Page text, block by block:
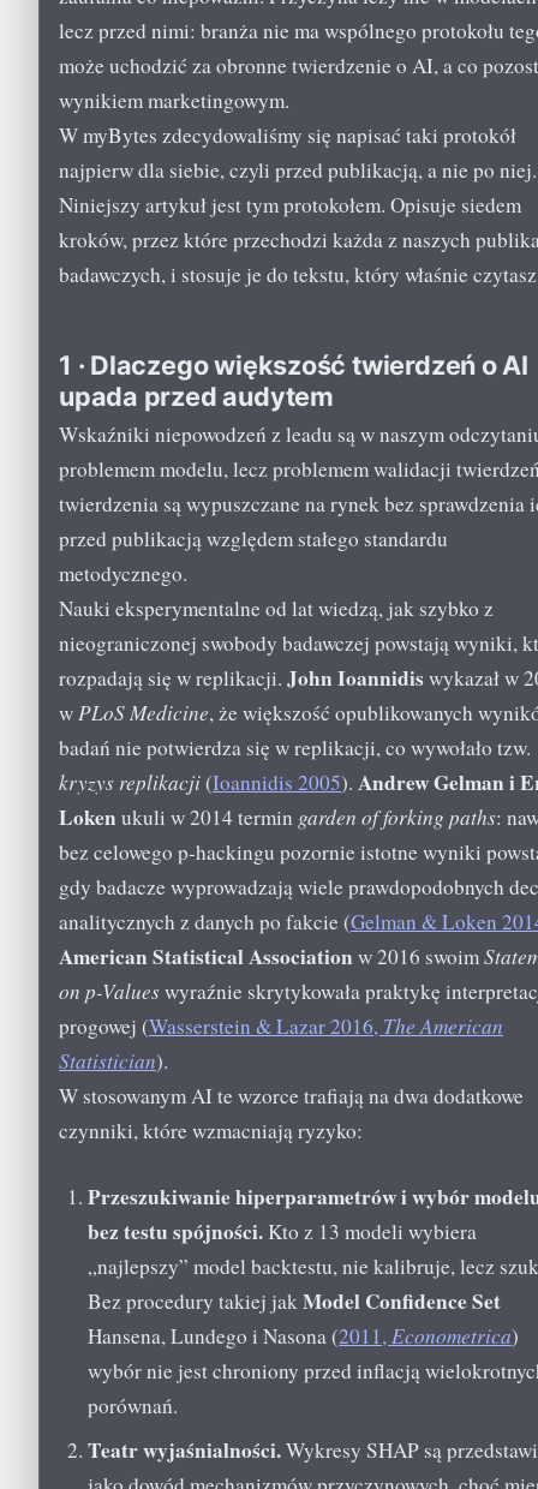
lecz przed nimi: branża nie ma wspólnego protokołu
może uchodzić za obronne twierdzenie o AI, a co
wynikiem marketingowym.
W myBytes zdecydowaliśmy się napisać taki protokół
najpierw dla siebie, czyli przed publikacją, a nie po niej.
Niniejszy artykuł jest tym protokołem. Opisuje siedem
kroków, przez które przechodzi każda z naszych
badawczych, i stosuje je do tekstu, który właśnie
1 · Dlaczego większość twierdzeń o AI
upada przed audytem
Wskaźniki niepowodzeń z leadu są w naszym
problemem modelu, lecz problemem walidacji
twierdzenia są wypuszczane na rynek bez sprawdzenia
przed publikacją względem stałego standardu
metodycznego.
Nauki eksperymentalne od lat wiedzą, jak szybko z
nieograniczonej swobody badawczej powstają wyniki,
rozpadają się w replikacji. John Ioannidiswykazał w
wPLoS Medicine, że większość opublikowanych
badań nie potwierdza się w replikacji, co wywołało tzw.
kryzys replikacji (Ioannidis 2005). Andrew Gelman i
Loken ukuli w 2014 termin garden of forking paths:
bez celowego p-hackingu pozornie istotne wyniki
gdy badacze wyprowadzają wiele prawdopodobnych
analitycznych z danych po fakcie (Gelman & Loken
American Statistical Association w 2016 swoim
on p-Valueswyraźnie skrytykowała praktykę
progowej (Wasserstein & Lazar 2016, The American
Statistician).
W stosowanym AI te wzorce trafiają na dwa dodatkowe
czynniki, które wzmacniają ryzyko:
Przeszukiwanie hiperparametrów i wybór
bez testu spójności.Kto z 13 modeli wybiera
„najlepszy” model backtestu, nie kalibruje, lecz
Bez procedury takiej jakModel Confidence Set
Hansena, Lundego i Nasona (2011,Econometrica)
wybór nie jest chroniony przed inflacją
porównań.
Teatr wyjaśnialności.Wykresy SHAP są